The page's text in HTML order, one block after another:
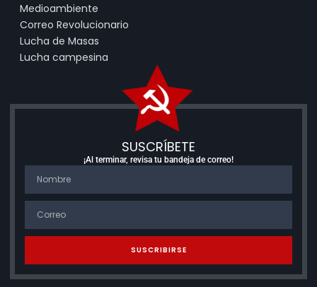
Medioambiente
Correo Revolucionario
Lucha de Masas
Lucha campesina
SUSCRÍBETE
¡Al terminar, revisa tu bandeja de correo!
SUSCRIBIRSE